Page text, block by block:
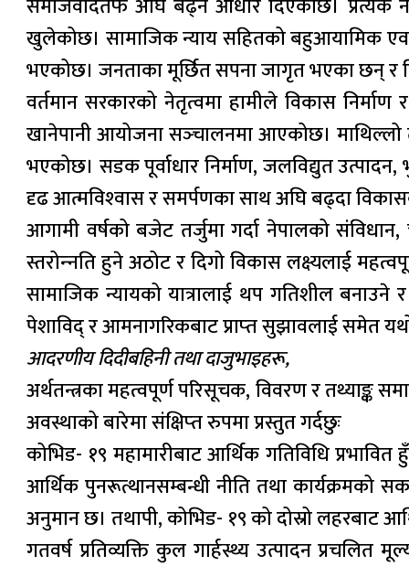
खुलेकोछ। सामाजिक न्याय सहितको बहुआयामिक एवम्
भएकोछ। जनताका मूर्छित सपना जागृत भएका छन् र
वर्तमान सरकारको नेतृत्वमा हामीले विकास
खानेपानी आयोजना सञ्‍चालनमा आएकोछ।
भएकोछ। सडक पूर्वाधार निर्माण, जलविद्युत
दृढ आत्मविश्‍वास र समर्पणका साथ अघि बढ्दा
आगामी वर्षको बजेट तर्जुमा गर्दा नेपालको संविधान,
स्तरोन्‍नति हुने अठोट र दिगो विकास लक्ष्यलाई
सामाजिक न्यायको यात्रालाई थप गतिशील बनाउने र
पेशाविद् र आमनागरिकबाट प्राप्‍त सुझावलाई समेत
आदरणीय दिदीबहिनी तथा दाजुभाइहरू,
अर्थतन्त्रका महत्वपूर्ण परिसूचक, विवरण र
अवस्थाको बारेमा संक्षिप्‍त रुपमा प्रस्तुत गर्दछुः
कोभिड- १९ महामारीबाट आर्थिक गतिविधि
आर्थिक पुनरूत्थानसम्बन्धी नीति तथा कार्यक्रमको
अनुमान छ। तथापी, कोभिड- १९ को दोस्रो लहरबाट
गतवर्ष प्रतिव्यक्ति कुल गार्हस्थ्य उत्पादन